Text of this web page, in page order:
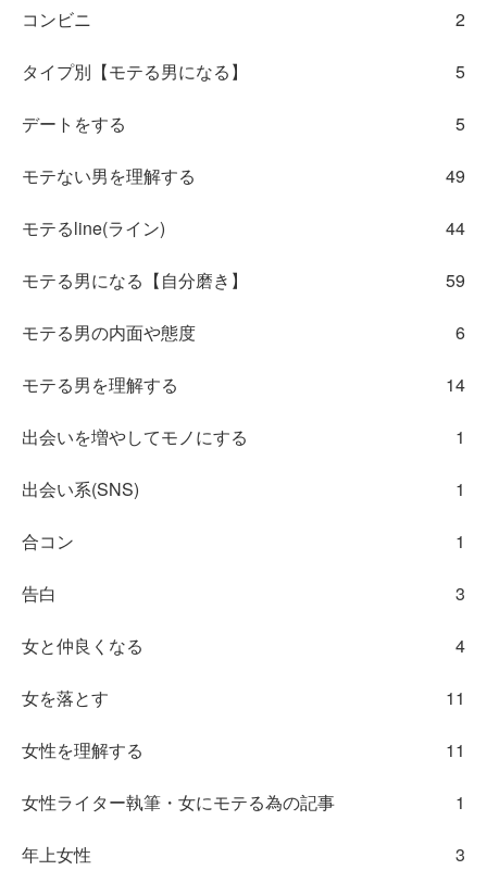
コンビニ 2
タイプ別【モテる男になる】 5
デートをする 5
モテない男を理解する 49
モテるline(ライン) 44
モテる男になる【自分磨き】 59
モテる男の内面や態度 6
モテる男を理解する 14
出会いを増やしてモノにする 1
出会い系(SNS) 1
合コン 1
告白 3
女と仲良くなる 4
女を落とす 11
女性を理解する 11
女性ライター執筆・女にモテる為の記事 1
年上女性 3